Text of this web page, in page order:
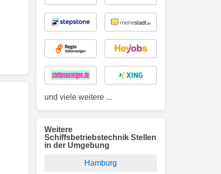
und viele weitere ...
Weitere
Schiffsbetriebstechnik Stellen
in der Umgebung
Hamburg